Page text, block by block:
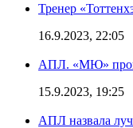
Тренер
16.9.2023, 22:05
АПЛ. «МЮ»
15.9.2023, 19:25
АПЛ назвала